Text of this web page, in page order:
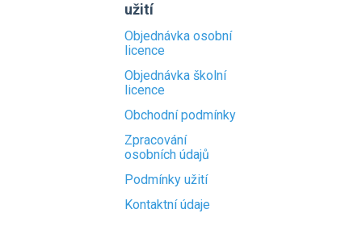
užití
Objednávka osobní
licence
Objednávka školní
licence
Obchodní podmínky
Zpracování
osobních údajů
Podmínky užití
Kontaktní údaje